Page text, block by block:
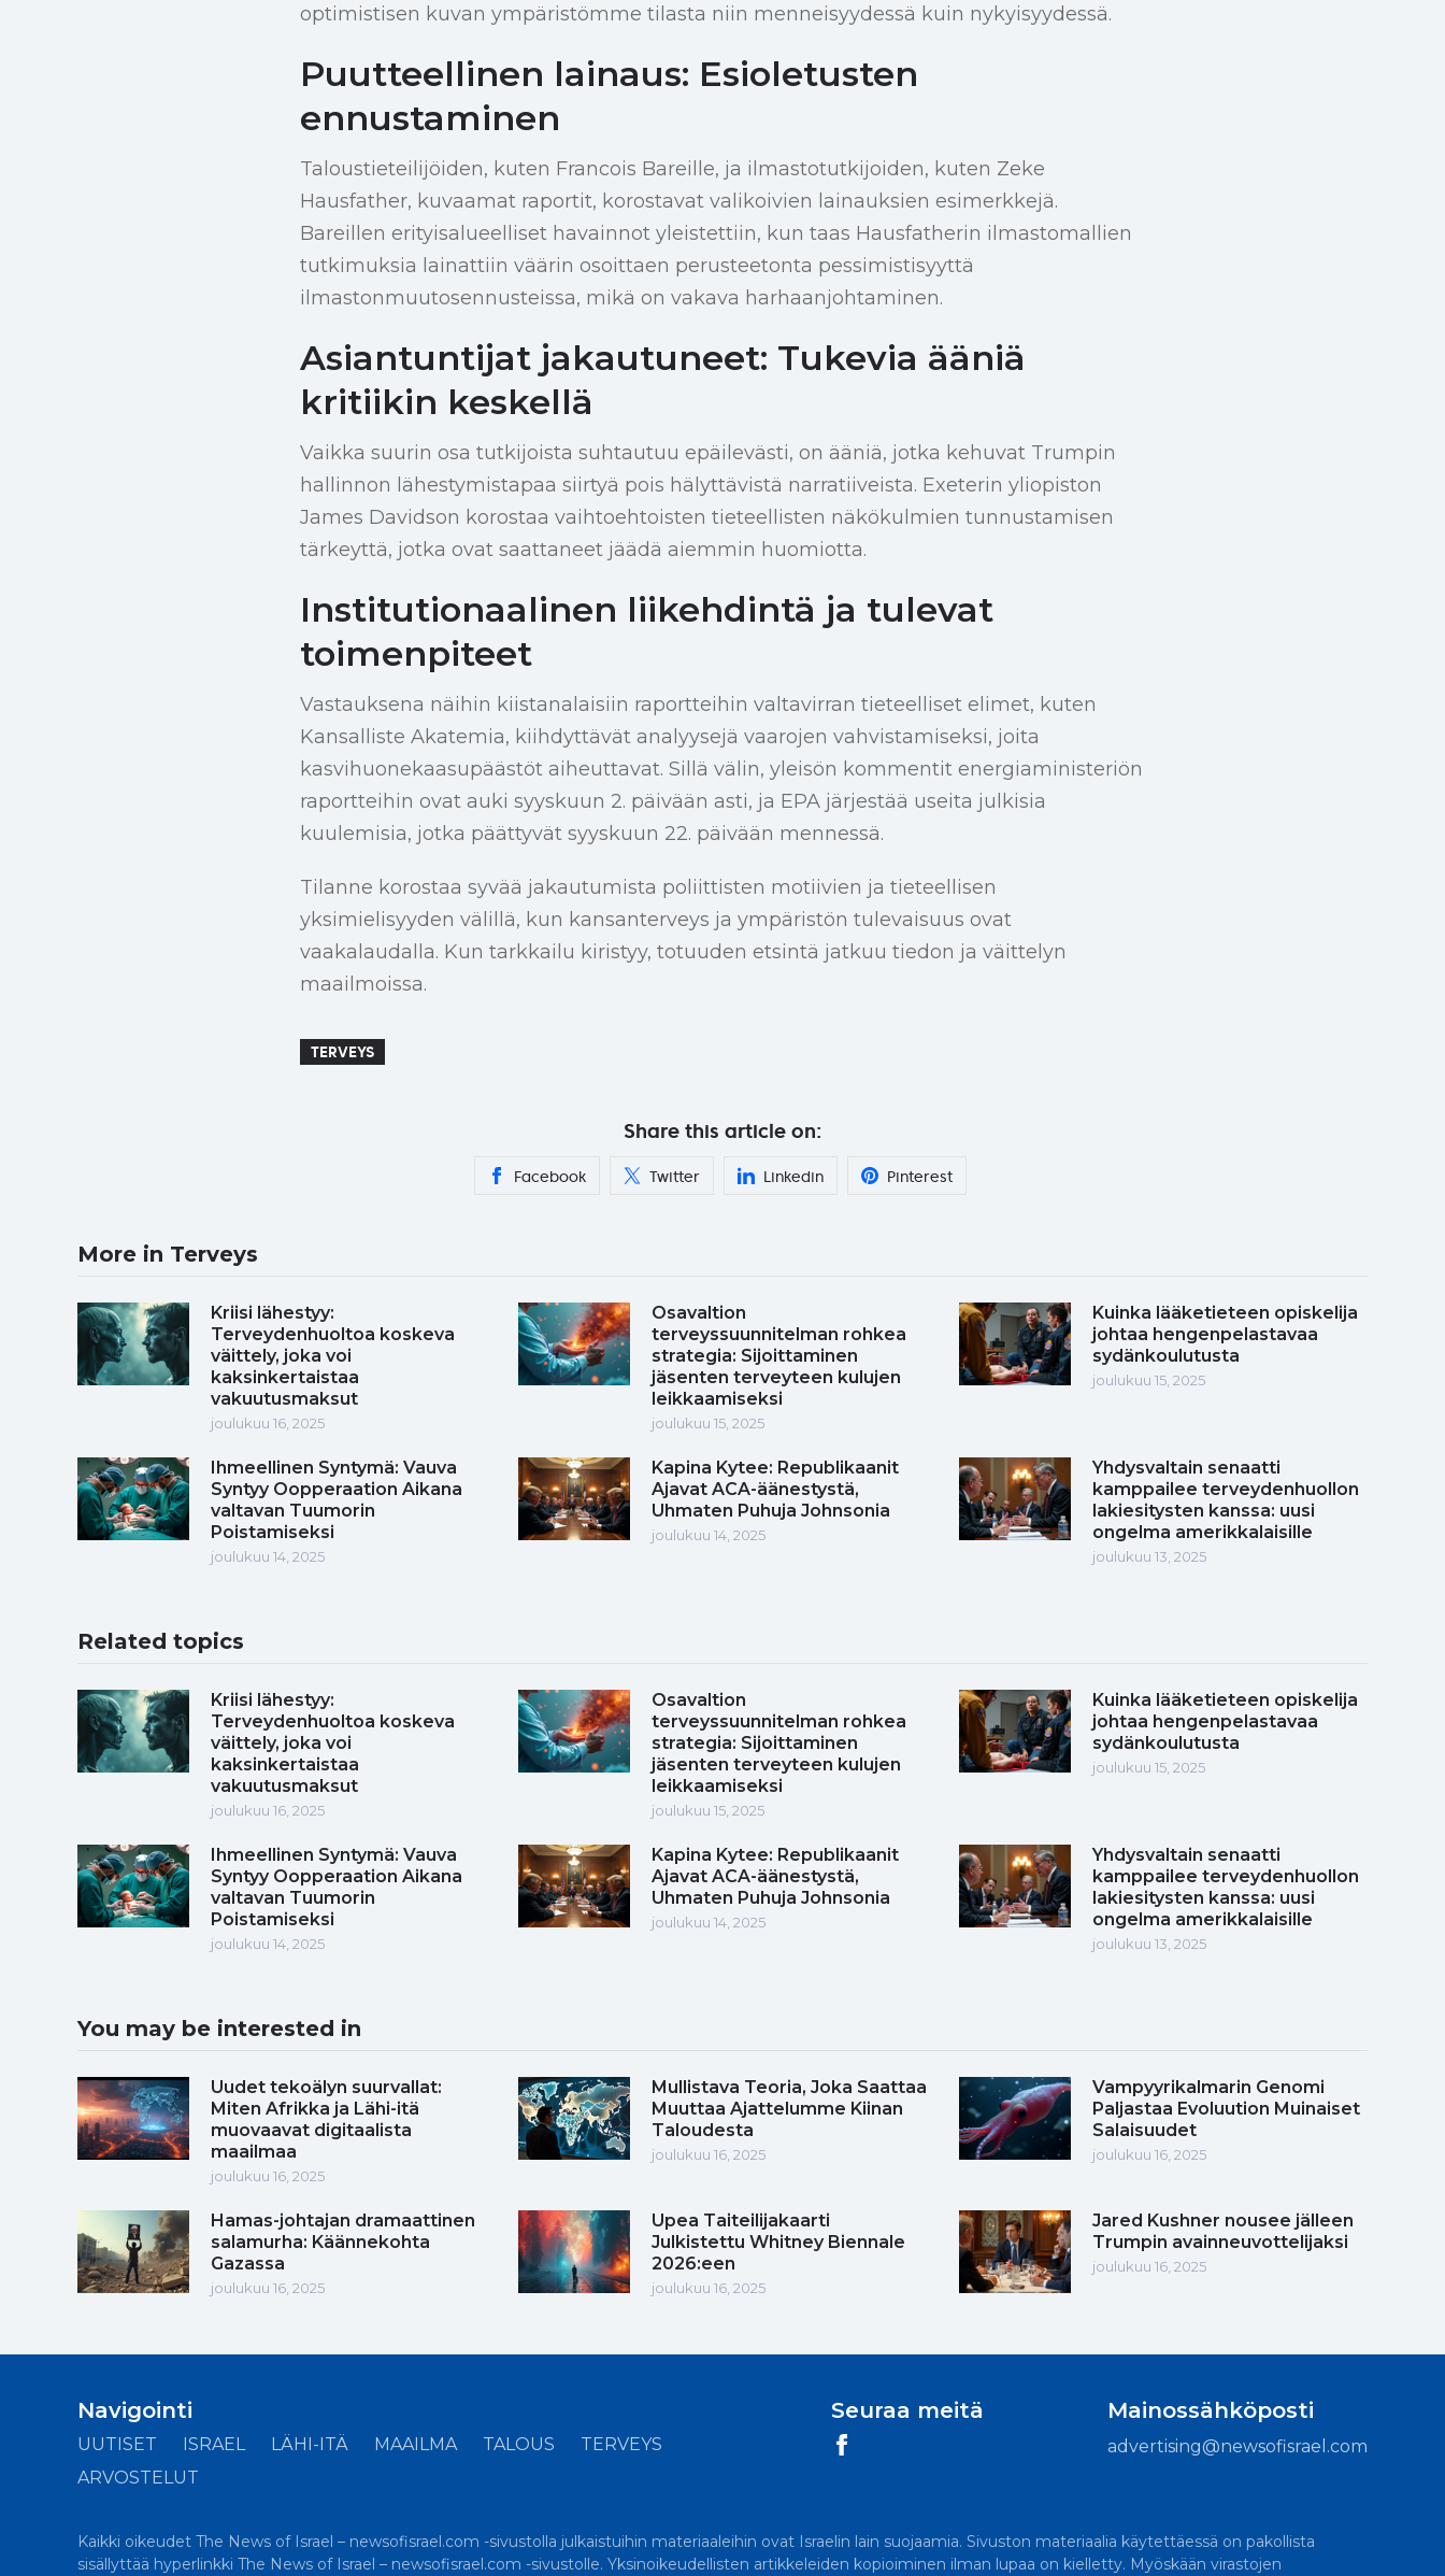
optimistisen kuvan ympäristömme tilasta niin menneisyydessä kuin nykyisyydessä.
Puutteellinen lainaus: Esioletusten
ennustaminen
Taloustieteilijöiden, kuten Francois Bareille, ja ilmastotutkijoiden, kuten Zeke
Hausfather, kuvaamat raportit, korostavat valikoivien lainauksien esimerkkejä.
Bareillen erityisalueelliset havainnot yleistettiin, kun taas Hausfatherin ilmastomallien
tutkimuksia lainattiin väärin osoittaen perusteetonta pessimistisyyttä
ilmastonmuutosennusteissa, mikä on vakava harhaanjohtaminen.
Asiantuntijat jakautuneet: Tukevia ääniä
kritiikin keskellä
Vaikka suurin osa tutkijoista suhtautuu epäilevästi, on ääniä, jotka kehuvat Trumpin
hallinnon lähestymistapaa siirtyä pois hälyttävistä narratiiveista. Exeterin yliopiston
James Davidson korostaa vaihtoehtoisten tieteellisten näkökulmien tunnustamisen
tärkeyttä, jotka ovat saattaneet jäädä aiemmin huomiotta.
Institutionaalinen liikehdintä ja tulevat
toimenpiteet
Vastauksena näihin kiistanalaisiin raportteihin valtavirran tieteelliset elimet, kuten
Kansalliste Akatemia, kiihdyttävät analyysejä vaarojen vahvistamiseksi, joita
kasvihuonekaasupäästöt aiheuttavat. Sillä välin, yleisön kommentit energiaministeriön
raportteihin ovat auki syyskuun 2. päivään asti, ja EPA järjestää useita julkisia
kuulemisia, jotka päättyvät syyskuun 22. päivään mennessä.
Tilanne korostaa syvää jakautumista poliittisten motiivien ja tieteellisen
yksimielisyyden välillä, kun kansanterveys ja ympäristön tulevaisuus ovat
vaakalaudalla. Kun tarkkailu kiristyy, totuuden etsintä jatkuu tiedon ja väittelyn
maailmoissa.
TERVEYS
Share this article on:
Facebook Twitter Linkedin Pinterest
More in Terveys
Kriisi lähestyy:
Terveydenhuoltoa koskeva
väittely, joka voi
kaksinkertaistaa
vakuutusmaksut
joulukuu 16, 2025
Osavaltion
terveyssuunnitelman rohkea
strategia: Sijoittaminen
jäsenten terveyteen kulujen
leikkaamiseksi
joulukuu 15, 2025
Kuinka lääketieteen opiskelija
johtaa hengenpelastavaa
sydänkoulutusta
joulukuu 15, 2025
Ihmeellinen Syntymä: Vauva
Syntyy Oopperaation Aikana
valtavan Tuumorin
Poistamiseksi
joulukuu 14, 2025
Kapina Kytee: Republikaanit
Ajavat ACA-äänestystä,
Uhmaten Puhuja Johnsonia
joulukuu 14, 2025
Yhdysvaltain senaatti
kamppailee terveydenhuollon
lakiesitysten kanssa: uusi
ongelma amerikkalaisille
joulukuu 13, 2025
Related topics
Kriisi lähestyy:
Terveydenhuoltoa koskeva
väittely, joka voi
kaksinkertaistaa
vakuutusmaksut
joulukuu 16, 2025
Osavaltion
terveyssuunnitelman rohkea
strategia: Sijoittaminen
jäsenten terveyteen kulujen
leikkaamiseksi
joulukuu 15, 2025
Kuinka lääketieteen opiskelija
johtaa hengenpelastavaa
sydänkoulutusta
joulukuu 15, 2025
Ihmeellinen Syntymä: Vauva
Syntyy Oopperaation Aikana
valtavan Tuumorin
Poistamiseksi
joulukuu 14, 2025
Kapina Kytee: Republikaanit
Ajavat ACA-äänestystä,
Uhmaten Puhuja Johnsonia
joulukuu 14, 2025
Yhdysvaltain senaatti
kamppailee terveydenhuollon
lakiesitysten kanssa: uusi
ongelma amerikkalaisille
joulukuu 13, 2025
You may be interested in
Uudet tekoälyn suurvallat:
Miten Afrikka ja Lähi-itä
muovaavat digitaalista
maailmaa
joulukuu 16, 2025
Mullistava Teoria, Joka Saattaa
Muuttaa Ajattelumme Kiinan
Taloudesta
joulukuu 16, 2025
Vampyyrikalmarin Genomi
Paljastaa Evoluution Muinaiset
Salaisuudet
joulukuu 16, 2025
Hamas-johtajan dramaattinen
salamurha: Käännekohta
Gazassa
joulukuu 16, 2025
Upea Taiteilijakaarti
Julkistettu Whitney Biennale
2026:een
joulukuu 16, 2025
Jared Kushner nousee jälleen
Trumpin avainneuvottelijaksi
joulukuu 16, 2025
Navigointi
UUTISET ISRAEL LÄHI-ITÄ MAAILMA TALOUS
TERVEYS
ARVOSTELUT
Seuraa meitä Mainossähköposti
advertising@newsofisrael.com
Kaikki oikeudet The News of Israel – newsofisrael.com -sivustolla julkaistuihin materiaaleihin ovat Israelin lain suojaamia. Sivuston materiaalia käytettäessä on pakollista
sisällyttää hyperlinkki The News of Israel – newsofisrael.com -sivustolle. Yksinoikeudellisten artikkeleiden kopioiminen ilman lupaa on kielletty. Myöskään virastojen